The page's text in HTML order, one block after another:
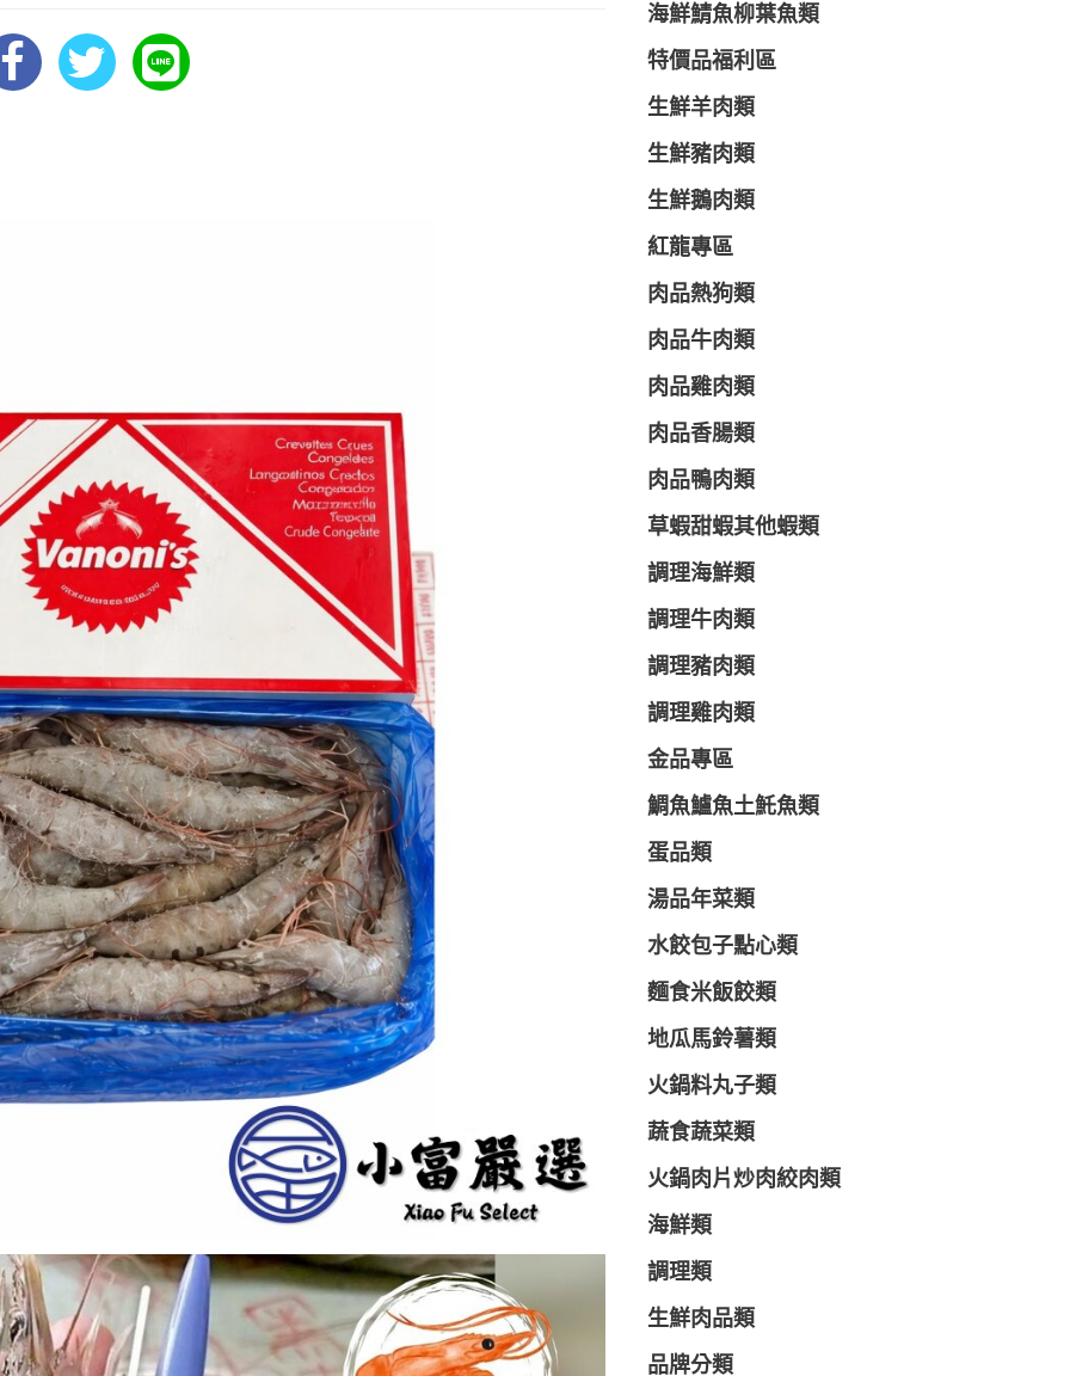
海鮮鯖魚柳葉魚類
特價品福利區
生鮮羊肉類
生鮮豬肉類
生鮮鵝肉類
紅龍專區
肉品熱狗類
肉品牛肉類
肉品雞肉類
肉品香腸類
肉品鴨肉類
草蝦甜蝦其他蝦類
調理海鮮類
調理牛肉類
調理豬肉類
調理雞肉類
金品專區
鯛魚鱸魚土魠魚類
蛋品類
湯品年菜類
水餃包子點心類
麵食米飯餃類
地瓜馬鈴薯類
火鍋料丸子類
蔬食蔬菜類
火鍋肉片炒肉絞肉類
海鮮類
調理類
生鮮肉品類
品牌分類